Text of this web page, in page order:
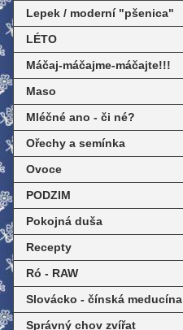
Lepek / moderní "pšenica"
LÉTO
Máčaj-máčajme-máčajte!!!
Maso
Mléčné ano - či né?
Ořechy a semínka
Ovoce
PODZIM
Pokojná duša
Recepty
Ró - RAW
Slovácko - čínská meducína
Správný chov zvířat